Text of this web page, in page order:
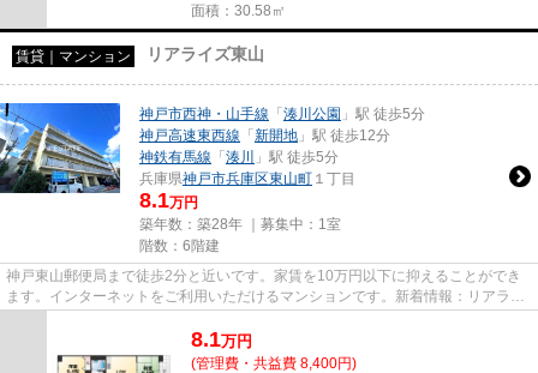
面積：30.58㎡
賃貸｜マンション リアライズ東山
神戸市西神・山手線 「 湊川公園 」駅 徒歩5分
神戸高速東西線 「 新開地 」駅 徒歩12分
神鉄有馬線 「 湊川
」駅 徒歩5分
兵庫県神戸市兵庫区東山町 １丁目
8.1万円
築年数：築28年 ｜募集中： 1室
階数：6階建
神戸東山郵便局まで徒歩2分と近いです。家賃を10万円以下に抑えることができ
ます。インターネットをご利用いただけるマンションです。新着情報：リアライ
8.1万円
(管理費・共益費 8,400円)